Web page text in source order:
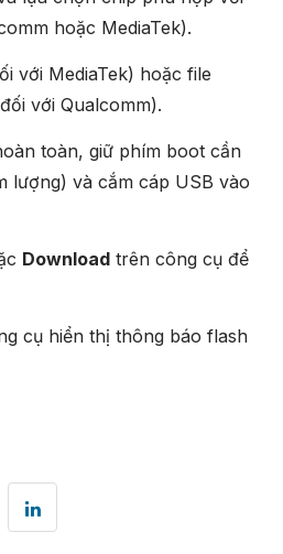
hoặc MediaTek).
với MediaTek) hoặc file
với Qualcomm).
toàn, giữ phím boot cần
lượng) và cắm cáp USB vào
Downloadtrên công cụ để
cụ hiển thị thông báo flash